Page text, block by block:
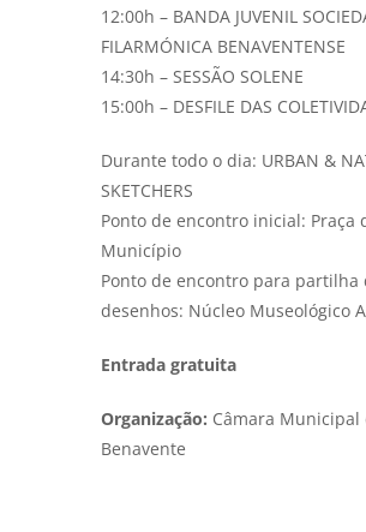
12:00h – BANDA JUVENIL
FILARMÓNICA BENAVENTENSE
14:30h – SESSÃO SOLENE
15:00h – DESFILE DAS
Durante todo o dia: URBAN &
SKETCHERS
Ponto de encontro inicial: Praça
Município
Ponto de encontro para partilha
desenhos: Núcleo Museológico
Entrada gratuita
Organização: Câmara Municipal
Benavente